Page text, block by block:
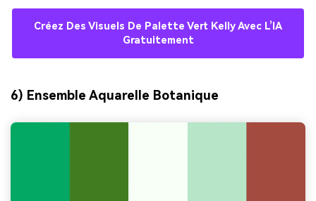
Créez Des Visuels De Palette Vert Kelly Avec L’IA
Gratuitement
6) Ensemble Aquarelle Botanique